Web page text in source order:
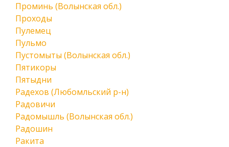
Проминь (Волынская обл.)
Проходы
Пулемец
Пульмо
Пустомыты (Волынская обл.)
Пятикоры
Пятыдни
Радехов (Любомльский р-н)
Радовичи
Радомышль (Волынская обл.)
Радошин
Ракита